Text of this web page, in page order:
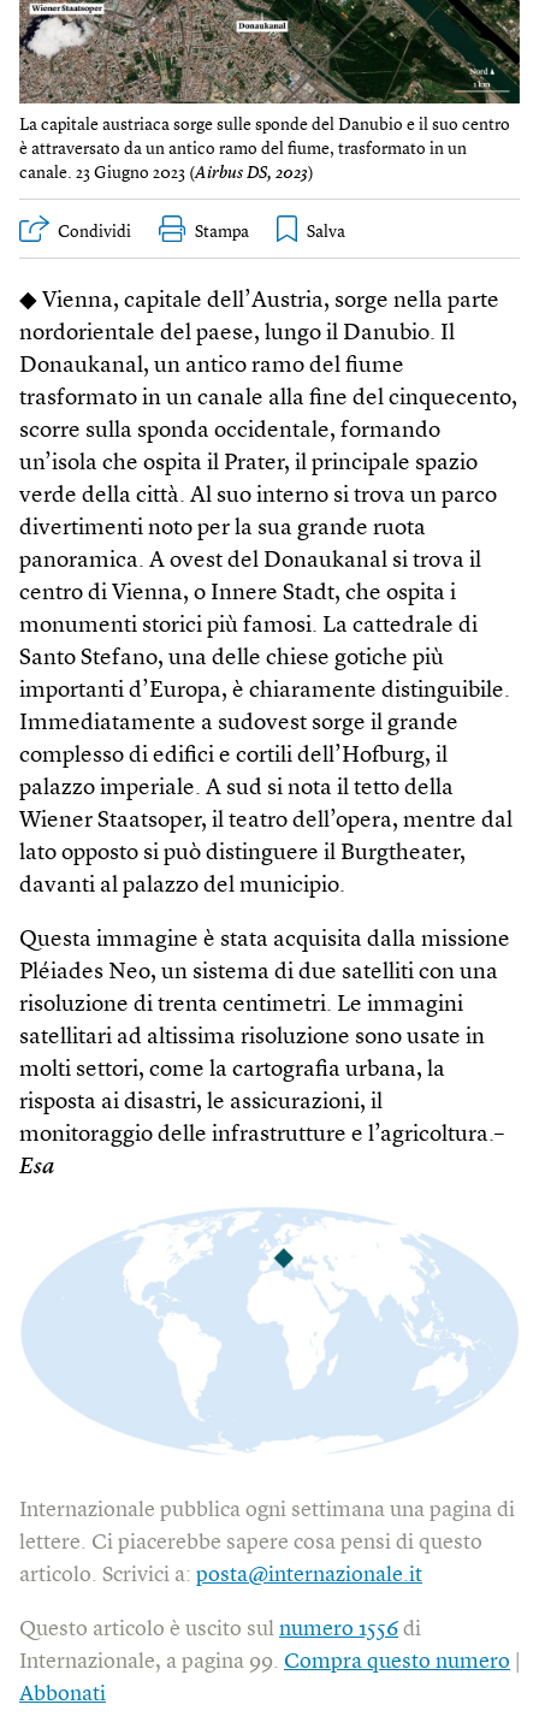
La capitale austriaca sorge sulle sponde del Danubio e il suo centro
è attraversato da un antico ramo del fiume, trasformato in un
canale. 23 Giugno 2023 (Airbus DS, 2023)
Condividi Stampa
◆ Vienna, capitale dell’Austria, sorge nella parte
nordorientale del paese, lungo il Danubio. Il
Donaukanal, un antico ramo del fiume
trasformato in un canale alla fine del cinquecento,
scorre sulla sponda occidentale, formando
un’isola che ospita il Prater, il principale spazio
verde della città. Al suo interno si trova un parco
divertimenti noto per la sua grande ruota
panoramica. A ovest del Donaukanal si trova il
centro di Vienna, o Innere Stadt, che ospita i
monumenti storici più famosi. La cattedrale di
Santo Stefano, una delle chiese gotiche più
importanti d’Europa, è chiaramente distinguibile.
Immediatamente a sudovest sorge il grande
complesso di edifici e cortili dell’Hofburg, il
palazzo imperiale. A sud si nota il tetto della
Wiener Staatsoper, il teatro dell’opera, mentre dal
lato opposto si può distinguere il Burg­theater,
davanti al palazzo del municipio.
Questa immagine è stata acquisita dalla missione
Pléiades Neo, un sistema di due satelliti con una
risoluzione di trenta centimetri. Le immagini
satellitari ad altissima risoluzione sono usate in
molti settori, come la cartografia urbana, la
risposta ai disastri, le assicurazioni, il
monitoraggio delle infrastrutture e l’agricoltura.–
Esa
Internazionale pubblica ogni settimana una pagina di
lettere. Ci piacerebbe sapere cosa pensi di questo
articolo. Scrivici a: posta@internazionale.it
Questo articolo è uscito sul numero 1556 di
Internazionale, a pagina 99. Compra questo numero
Abbonati